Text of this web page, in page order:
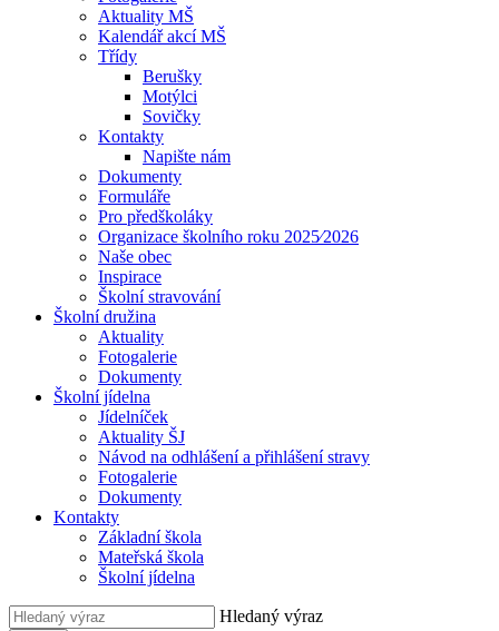
Aktuality MŠ
Kalendář akcí MŠ
Třídy
Berušky
Motýlci
Sovičky
Kontakty
Napište nám
Dokumenty
Formuláře
Pro předškoláky
Organizace školního roku 2025⁄2026
Naše obec
Inspirace
Školní stravování
Školní družina
Aktuality
Fotogalerie
Dokumenty
Školní jídelna
Jídelníček
Aktuality ŠJ
Návod na odhlášení a přihlášení stravy
Fotogalerie
Dokumenty
Kontakty
Základní škola
Mateřská škola
Školní jídelna
Hledaný výraz